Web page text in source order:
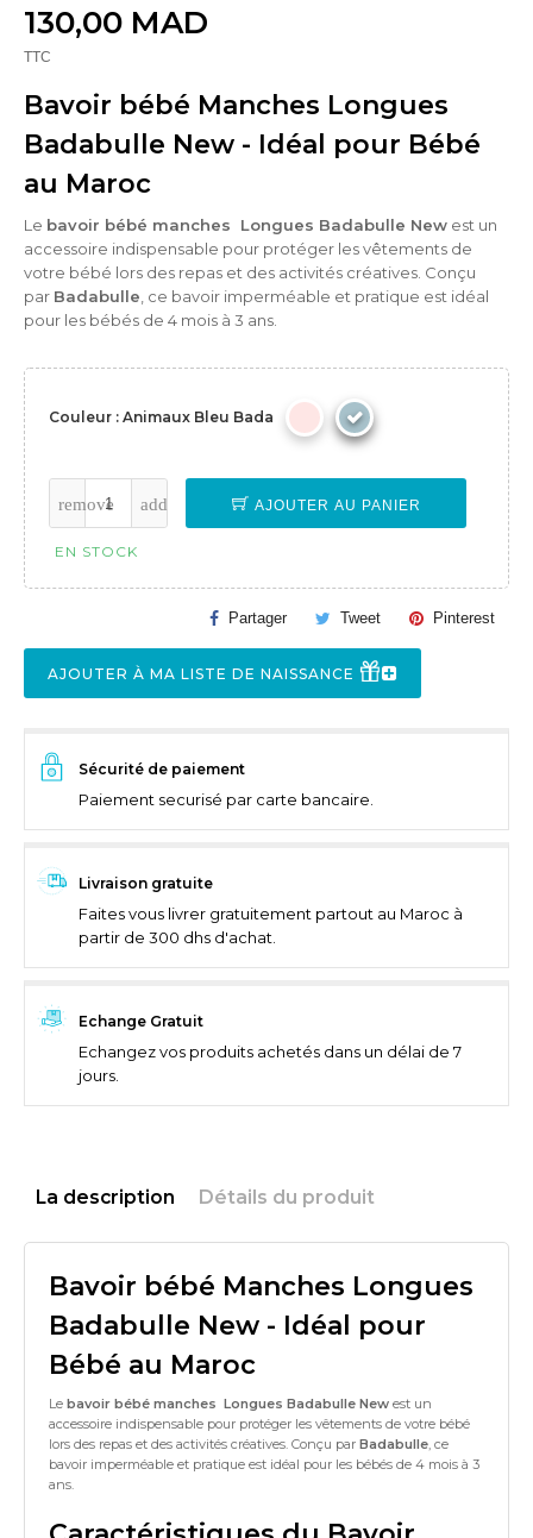
130,00 MAD
TTC
Bavoir bébé Manches Longues
Badabulle New - Idéal pour Bébé
au Maroc
Le bavoir bébé manches Longues Badabulle New est un
accessoire indispensable pour protéger les vêtements de
votre bébé lors des repas et des activités créatives. Conçu
par Badabulle , ce bavoir imperméable et pratique est idéal
pour les bébés de 4 mois à 3 ans.
Couleur : Animaux Bleu Bada
AJOUTER AU PANIER
EN STOCK
Partager Tweet Pinterest
AJOUTER À MA LISTE DE NAISSANCE
Sécurité de paiement
Paiement securisé par carte bancaire.
Livraison gratuite
Faites vous livrer gratuitement partout au Maroc à
partir de 300 dhs d'achat.
Echange Gratuit
Echangez vos produits achetés dans un délai de 7
jours.
La description Détails du produit
Bavoir bébé Manches Longues
Badabulle New - Idéal pour
Bébé au Maroc
Le bavoir bébé manches Longues Badabulle New est un
accessoire indispensable pour protéger les vêtements de votre bébé
lors des repas et des activités créatives. Conçu par Badabulle, ce
bavoir imperméable et pratique est idéal pour les bébés de 4 mois à 3
ans.